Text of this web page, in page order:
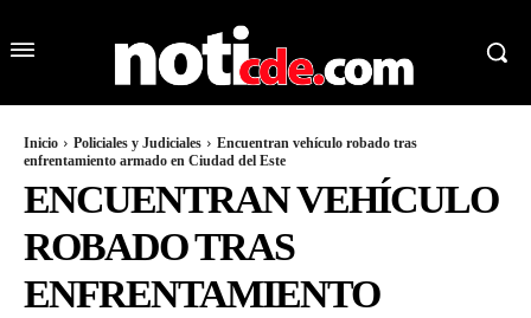
Inicio Policiales y Judiciales
Encuentran vehículo robado tras
enfrentamiento armado en Ciudad del Este
ENCUENTRAN VEHÍCULO
ROBADO TRAS
ENFRENTAMIENTO